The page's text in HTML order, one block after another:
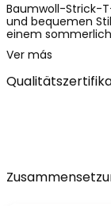
Baumwoll-Strick-
und bequemen
einem
Strickmaterial
den täglichen
Jahren, ist es ein
mit Jeans oder
Ver más